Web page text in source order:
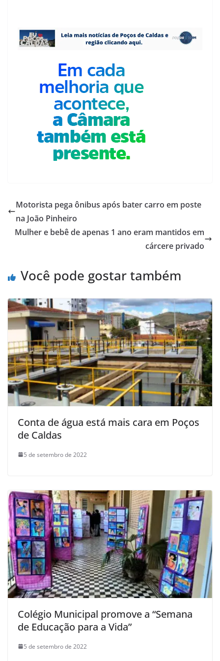
Motorista pega ônibus após bater carro em poste
na João Pinheiro
Mulher e bebê de apenas 1 ano eram mantidos em
cárcere privado
Você pode gostar também
Conta de água está mais cara em Poços
de Caldas
5 de setembro de 2022
Colégio Municipal promove a “Semana
de Educação para a Vida”
5 de setembro de 2022